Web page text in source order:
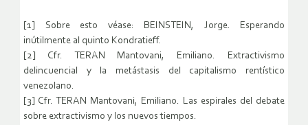
[1] Sobre esto véase: BEINSTEIN, Jorge. Esperando
inútilmente al quinto Kondratieff.
[2] Cfr. TERAN Mantovani, Emiliano. Extractivismo
delincuencial y la metástasis del capitalismo rentístico
venezolano.
[3] Cfr. TERAN Mantovani, Emiliano. Las espirales del debate
sobre extractivismo y los nuevos tiempos.